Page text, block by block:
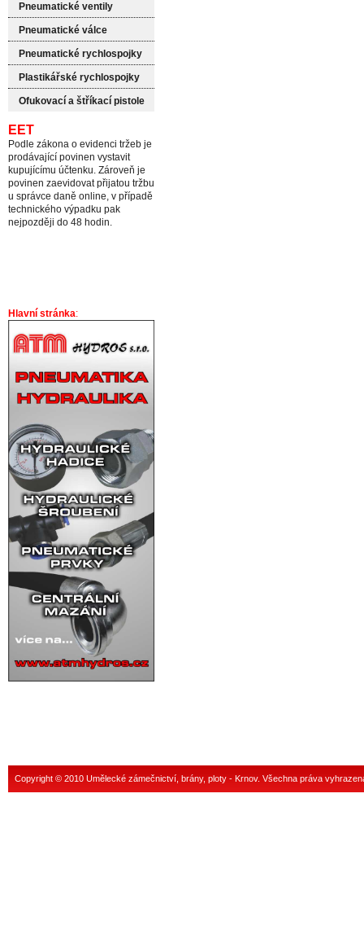
Pneumatické ventily
Pneumatické válce
Pneumatické rychlospojky
Plastikářské rychlospojky
Ofukovací a štříkací pistole
EET
Podle zákona o evidenci tržeb je
prodávající povinen vystavit
kupujícímu účtenku. Zároveň je
povinen zaevidovat přijatou tržbu
u správce daně online, v případě
technického výpadku pak
nejpozději do 48 hodin.
Hlavní stránka:
Copyright © 2010 Umělecké zámečnictví, brány, ploty - Krnov. Všechna práva